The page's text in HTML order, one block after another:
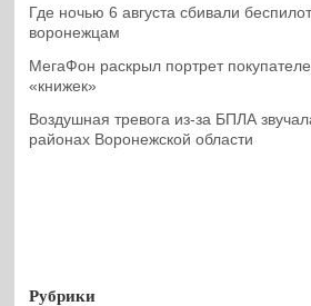
Где ночью 6 августа сбивали
воронежцам
МегаФон раскрыл портрет
«книжек»
Воздушная тревога из-за БПЛА
районах Воронежской области
Рубрики